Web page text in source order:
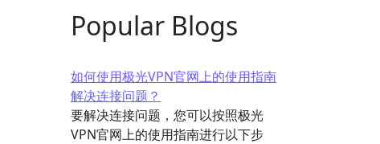
Popular Blogs
如何使用极光VPN官网上的使用指南
解决连接问题？
要解决连接问题，您可以按照极光
VPN官网上的使用指南进行以下步